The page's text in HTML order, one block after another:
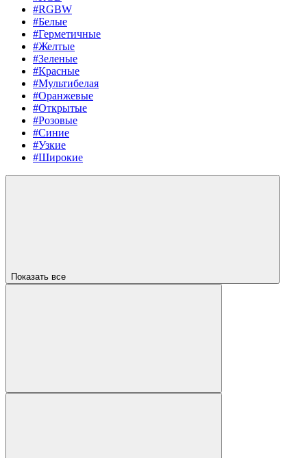
#RGBW
#Белые
#Герметичные
#Желтые
#Зеленые
#Красные
#Мультибелая
#Оранжевые
#Открытые
#Розовые
#Синие
#Узкие
#Широкие
Показать все